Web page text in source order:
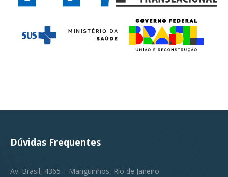
Dúvidas Frequentes
Av. Brasil, 4365 – Manguinhos, Rio de Janeiro